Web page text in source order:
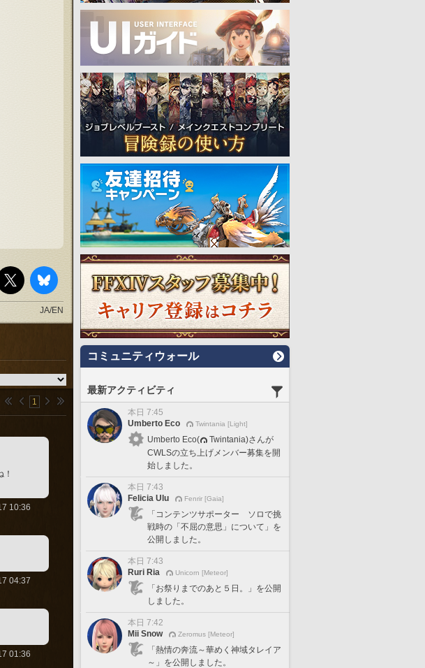
JA/EN
1
10:36
04:37
01:36
コミュニティウォール
最新アクティビティ
本日 7:45
Umberto Eco
Twintania [Light]
Umberto Eco(
Twintania)さんが
CWLSの立ち上げメンバー募集を開
始しました。
本日 7:43
Felicia Ulu
Fenrir [Gaia]
「コンテンツサポーター ソロで挑
戦時の「不屈の意思」について」を
公開しました。
本日 7:43
Ruri Ria
Unicorn [Meteor]
「お祭りまでのあと５日。」を公開
しました。
本日 7:42
Mii Snow
Zeromus [Meteor]
「熱情の奔流～華めく神域タレイア
～」を公開しました。